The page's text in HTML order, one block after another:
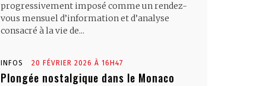
progressivement imposé comme un rendez-
vous mensuel d’information et d’analyse
consacré à la vie de...
INFOS 20 FÉVRIER 2026 À 16H47
Plongée nostalgique dans le Monaco